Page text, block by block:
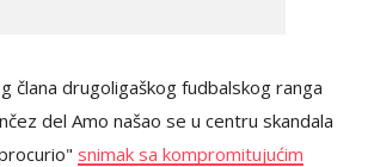
člana drugoligaškog fudbalskog ranga
del Amo našao se u centru skandala
snimak sa kompromitujućim